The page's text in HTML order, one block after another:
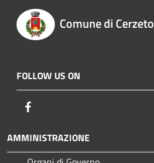
Comune di Cerzeto
FOLLOW US ON
AMMINISTRAZIONE